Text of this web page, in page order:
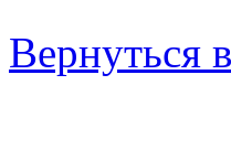
Вернуться